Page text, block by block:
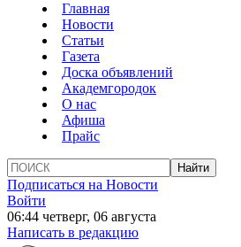
Главная
Новости
Статьи
Газета
Доска объявлений
Академгородок
О нас
Афиша
Прайс
Подписаться на Новости
Войти
06:44 четверг, 06 августа
Написать в редакцию